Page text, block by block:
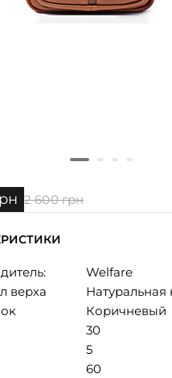
2 600 грн
Welfare
верха
Натуральная
Коричневый
30
5
60